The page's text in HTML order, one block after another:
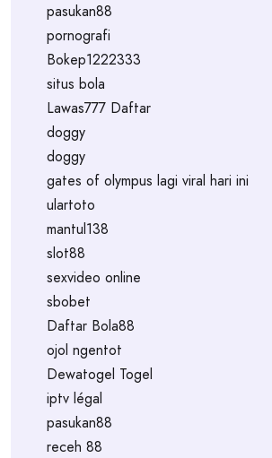
pasukan88
pornografi
Bokep1222333
situs bola
Lawas777 Daftar
doggy
doggy
gates of olympus lagi viral hari ini
ulartoto
mantul138
slot88
sexvideo online
sbobet
Daftar Bola88
ojol ngentot
Dewatogel Togel
iptv légal
pasukan88
receh 88